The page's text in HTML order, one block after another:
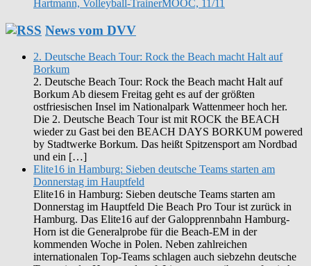
Hartmann, Volleyball-TrainerMOOC, 11/11
News vom DVV
2. Deutsche Beach Tour: Rock the Beach macht Halt auf
Borkum
2. Deutsche Beach Tour: Rock the Beach macht Halt auf
Borkum Ab diesem Freitag geht es auf der größten
ostfriesischen Insel im Nationalpark Wattenmeer hoch her.
Die 2. Deutsche Beach Tour ist mit ROCK the BEACH
wieder zu Gast bei den BEACH DAYS BORKUM powered
by Stadtwerke Borkum. Das heißt Spitzensport am Nordbad
und ein […]
Elite16 in Hamburg: Sieben deutsche Teams starten am
Donnerstag im Hauptfeld
Elite16 in Hamburg: Sieben deutsche Teams starten am
Donnerstag im Hauptfeld Die Beach Pro Tour ist zurück in
Hamburg. Das Elite16 auf der Galopprennbahn Hamburg-
Horn ist die Generalprobe für die Beach-EM in der
kommenden Woche in Polen. Neben zahlreichen
internationalen Top-Teams schlagen auch siebzehn deutsche